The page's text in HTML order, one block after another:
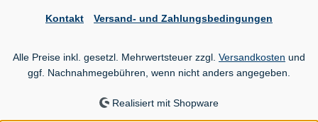
Kontakt Versand- und Zahlungsbedingungen
Alle Preise inkl. gesetzl. Mehrwertsteuer zzgl. Versandkosten und
ggf. Nachnahmegebühren, wenn nicht anders angegeben.
Realisiert mit Shopware